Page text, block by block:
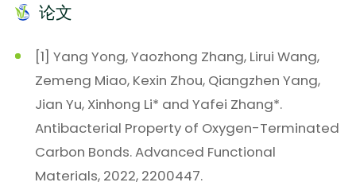
论文
[1] Yang Yong, Yaozhong Zhang, Lirui Wang,
Zemeng Miao, Kexin Zhou, Qiangzhen Yang,
Jian Yu, Xinhong Li* and Yafei Zhang*.
Antibacterial Property of Oxygen-Terminated
Carbon Bonds. Advanced Functional
Materials, 2022, 2200447.